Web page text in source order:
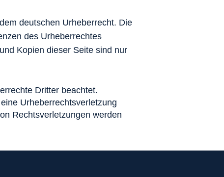
deutschen Urheberrecht. Die
des Urheberrechtes
Kopien dieser Seite sind nur
Dritter beachtet.
Urheberrechtsverletzung
Rechtsverletzungen werden